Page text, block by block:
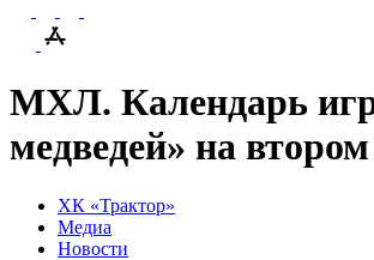
МХЛ. Календарь
медведей» на
ХК «Трактор»
Медиа
Новости